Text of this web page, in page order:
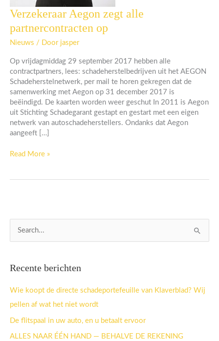
Verzekeraar Aegon zegt alle
partnercontracten op
Nieuws / Door jasper
Op vrijdagmiddag 29 september 2017 hebben alle
contractpartners, lees: schadeherstelbedrijven uit het AEGON
Schadeherstelnetwerk, per mail te horen gekregen dat de
samenwerking met Aegon op 31 december 2017 is
beëindigd. De kaarten worden weer geschut In 2011 is Aegon
uit Stichting Schadegarant gestapt en gestart met een eigen
netwerk van autoschadeherstellers. Ondanks dat Aegon
aangeeft […]
Verzekeraar
zegt
alle
op
Read More »
n
a
a
r
Recente berichten
Wie koopt de directe schadeportefeuille van Klaverblad? Wij
pellen af wat het niet wordt
De flitspaal in uw auto, en u betaalt ervoor
ALLES NAAR ÉÉN HAND — BEHALVE DE REKENING